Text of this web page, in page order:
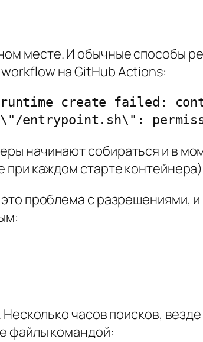
месте. И обычные способы
на GitHub Actions:
runtime create failed:
entrypoint.sh\":
начинают собираться и в
каждом старте
проблема с разрешениями,
часов поисков,
файлы командой: